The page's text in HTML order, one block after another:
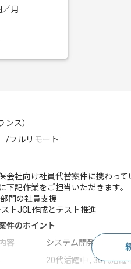
／月
ンス）
/フルリモート
会社向け社員代替案件に携わっ
下記作業をご担当いただきます。
門の社員支援
トJCL作成とテスト推進
件のポイント
容
システム開発
20代活躍中 , 30代活躍